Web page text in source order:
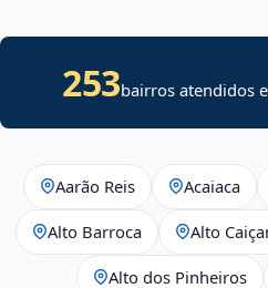
253bairros atendidos
Aarão Reis Acaiaca
Alto Barroca Alto
Alto dos Pinheiros